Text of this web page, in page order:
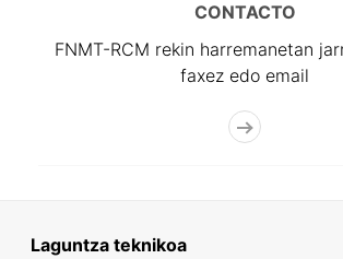
CONTACTO
FNMT-RCM rekin harremanetan
faxez edo email
Laguntza teknikoa